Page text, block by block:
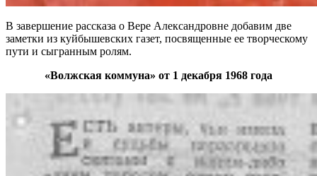
В завершение рассказа о Вере Александровне добавим две
заметки из куйбышевских газет, посвященные ее творческому
пути и сыгранным ролям.
«Волжская коммуна» от 1 декабря 1968 года